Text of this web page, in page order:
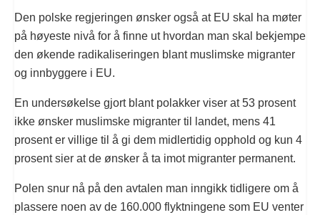
Den polske regjeringen ønsker også at EU skal ha møter
på høyeste nivå for å finne ut hvordan man skal bekjempe
den økende radikaliseringen blant muslimske migranter
og innbyggere i EU.
En undersøkelse gjort blant polakker viser at 53 prosent
ikke ønsker muslimske migranter til landet, mens 41
prosent er villige til å gi dem midlertidig opphold og kun 4
prosent sier at de ønsker å ta imot migranter permanent.
Polen snur nå på den avtalen man inngikk tidligere om å
plassere noen av de 160.000 flyktningene som EU venter